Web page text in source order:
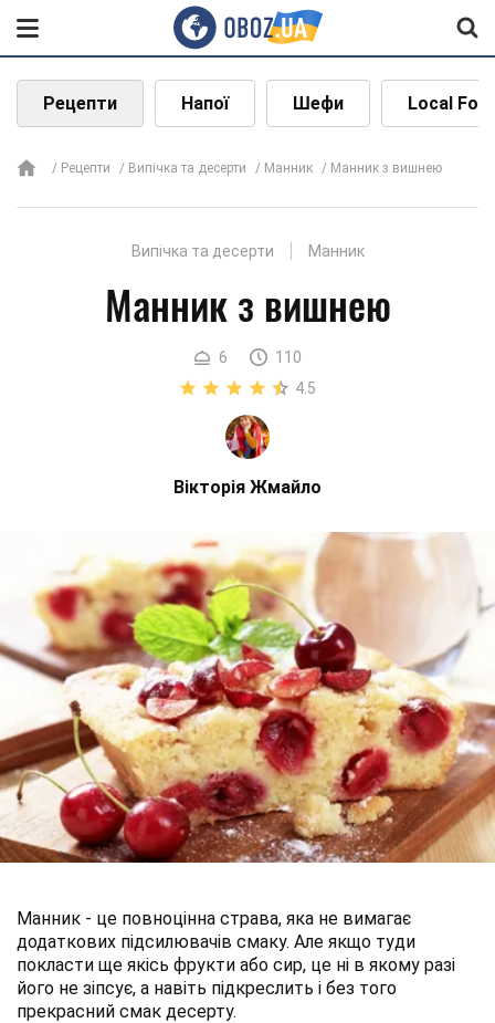
Рецепти Напої Шефи Local
Рецепти Випічка та десерти Манник Манник з вишнею
Випічка та десерти Манник
Манник з вишнею
6
110
4.5
Вікторія Жмайло
Манник - це повноцінна страва, яка не вимагає
додаткових підсилювачів смаку. Але якщо туди
покласти ще якісь фрукти або сир, це ні в якому разі
його не зіпсує, а навіть підкреслить і без того
прекрасний смак десерту.